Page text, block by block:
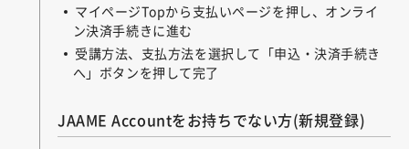
マイページTopから支払いページを押し、オンライ
ン決済手続きに進む
受講方法、支払方法を選択して「申込・決済手続き
へ」ボタンを押して完了
JAAME Accountをお持ちでない方(新規登録)